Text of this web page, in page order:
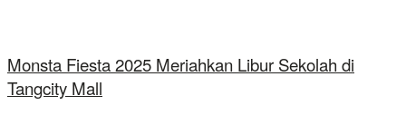
Monsta Fiesta 2025 Meriahkan Libur Sekolah di
Tangcity Mall